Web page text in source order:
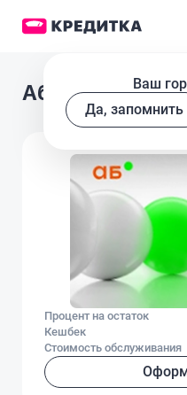
Ваш
Да, запомнить
Абсолют Банк
Процент на остаток
Кешбек
Стоимость обслуживания